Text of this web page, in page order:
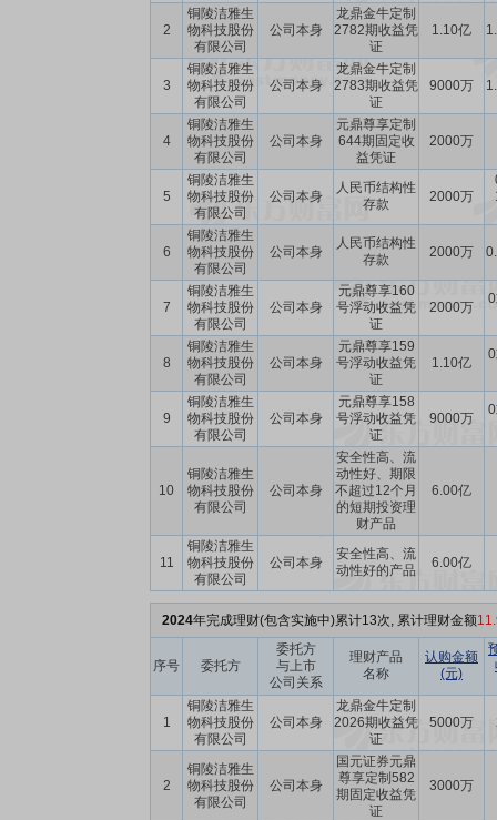
2
铜陵洁雅生
物科技股份
有限公司
公司本身
龙鼎金牛定制
2782期收益凭
证
1.10亿
3
铜陵洁雅生
物科技股份
有限公司
公司本身
龙鼎金牛定制
2783期收益凭
证
9000万
4
铜陵洁雅生
物科技股份
有限公司
公司本身
元鼎尊享定制
644期固定收
益凭证
2000万
5
铜陵洁雅生
物科技股份
有限公司
公司本身
人民币结构性
存款
2000万
6
铜陵洁雅生
物科技股份
有限公司
公司本身
人民币结构性
存款
2000万
7
铜陵洁雅生
物科技股份
有限公司
公司本身
元鼎尊享160
号浮动收益凭
证
2000万
8
铜陵洁雅生
物科技股份
有限公司
公司本身
元鼎尊享159
号浮动收益凭
证
1.10亿
9
铜陵洁雅生
物科技股份
有限公司
公司本身
元鼎尊享158
号浮动收益凭
证
9000万
10
铜陵洁雅生
物科技股份
有限公司
公司本身
安全性高、流
动性好、期限
不超过12个月
的短期投资理
财产品
6.00亿
11
铜陵洁雅生
物科技股份
有限公司
公司本身
安全性高、流
动性好的产品
6.00亿
2024年完成理财(包含实施中)累计13次, 累计理财金额
序号 委托方
委托方
与上市
公司关系
理财产品
名称
认购金额
(元)
1
铜陵洁雅生
物科技股份
有限公司
公司本身
龙鼎金牛定制
2026期收益凭
证
5000万
2
铜陵洁雅生
物科技股份
有限公司
公司本身
国元证券元鼎
尊享定制582
期固定收益凭
证
3000万